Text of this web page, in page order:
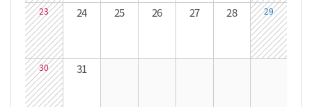
23 24 25 26 27 28 29
30 31